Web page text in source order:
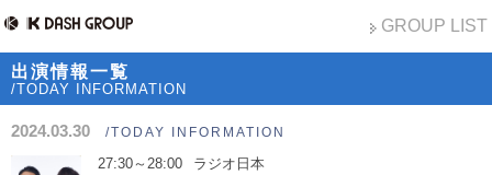
GROUP LIST
出演情報一覧
/TODAY INFORMATION
2024.03.30 /TODAY INFORMATION
27:30～28:00
ラジオ日本